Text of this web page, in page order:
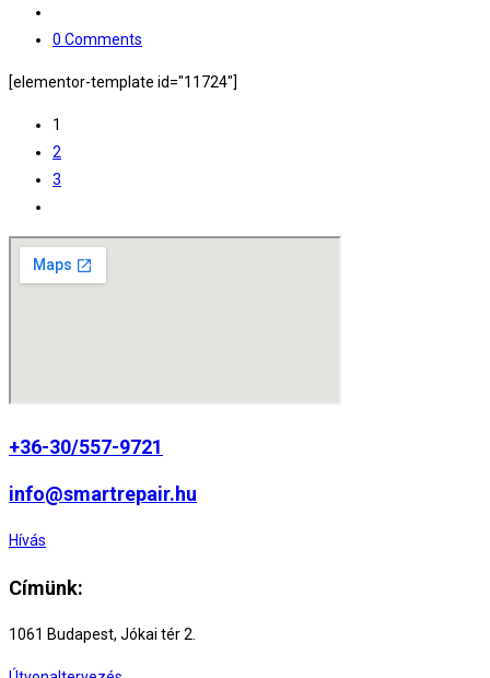
category:
Post
0 Comments
[elementor-template id="11724"]
1
2
3
to
the
next
+36-30/557-9721
info@smartrepair.hu
Hívás
Címünk:
1061 Budapest, Jókai tér 2.